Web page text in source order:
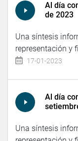
Al día
de 2023
Una síntesis
representación y
17-01-2023
Al día
Una síntesis